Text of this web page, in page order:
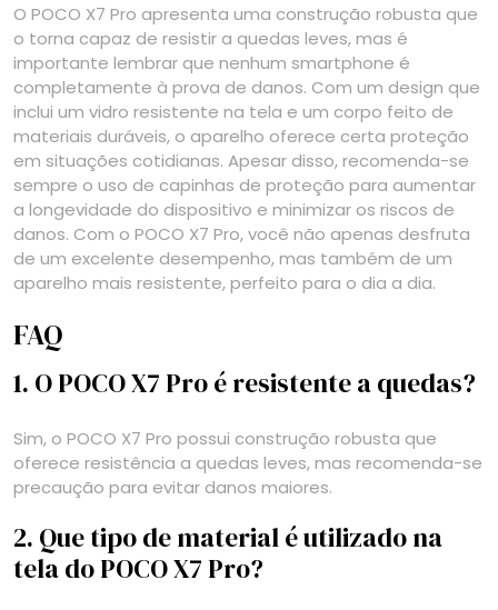
O POCO X7 Pro apresenta uma construção robusta que
o torna capaz de resistir a quedas leves, mas é
importante lembrar que nenhum smartphone é
completamente à prova de danos. Com um design que
inclui um vidro resistente na tela e um corpo feito de
materiais duráveis, o aparelho oferece certa proteção
em situações cotidianas. Apesar disso, recomenda-se
sempre o uso de capinhas de proteção para aumentar
a longevidade do dispositivo e minimizar os riscos de
danos. Com o POCO X7 Pro, você não apenas desfruta
de um excelente desempenho, mas também de um
aparelho mais resistente, perfeito para o dia a dia.
FAQ
1. O POCO X7 Pro é resistente a quedas?
Sim, o POCO X7 Pro possui construção robusta que
oferece resistência a quedas leves, mas recomenda-se
precaução para evitar danos maiores.
2. Que tipo de material é utilizado na
tela do POCO X7 Pro?